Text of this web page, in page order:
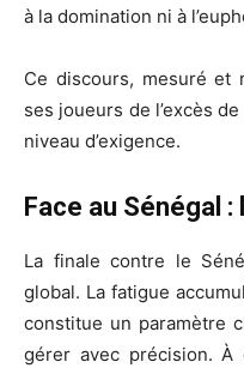
à la domination ni à
Ce discours, mesuré et
ses joueurs de l’excès
niveau d’exigence.
Face au Sénégal
La finale contre le
global. La fatigue
constitue un paramètre
gérer avec précision.